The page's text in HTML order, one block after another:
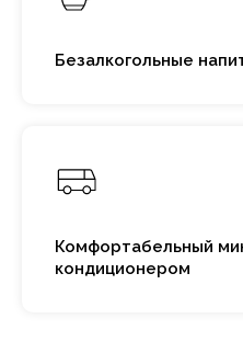
Безалкогольные
Комфортабельный
кондиционером